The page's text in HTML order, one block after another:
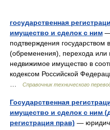
государственная
имущество и сделок с ним —
подтверждения государством
(обременения), перехода или
недвижимое имущество в
кодексом Российской
Справочник технического
Государственная
имущество и сделок с ним
регистрация прав) —